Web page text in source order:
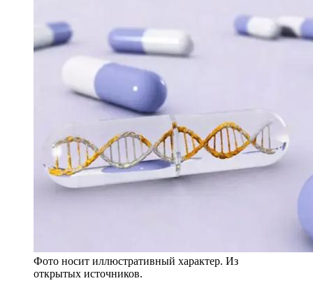
Фото носит иллюстративный характер. Из
открытых источников.